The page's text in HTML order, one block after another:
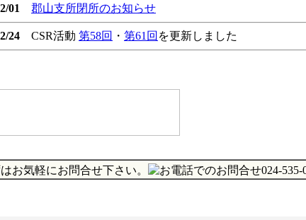
01 郡山支所閉所のお知らせ
24 CSR活動 第58回 ・ 第61回 を更新しました